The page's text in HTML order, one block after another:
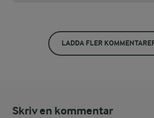
LADDA FLER
Skriv en kommentar